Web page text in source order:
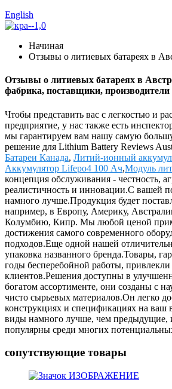
English
Начиная
Отзывы о литиевых батареях в
Отзывы о литиевых батареях в
фабрика, поставщики, производители
Чтобы представить вас с легкостью и
предприятие, у нас также есть
мы гарантируем вам нашу самую
решение для Lithium Battery Reviews
Батареи Канада, Литий-ионный
Аккумулятор Lifepo4 100 Ач,Модуль
концепция обслуживания - честность,
реалистичность и инновации.С вашей
намного лучше.Продукция будет
например, в Европу, Америку,
Колумбию, Кипр. Мы любой ценой
достижения самого современного
подходов.Еще одной нашей
упаковка названного бренда.Товары,
годы бесперебойной работы,
клиентов.Решения доступны в
богатом ассортименте, они созданы с
чисто сырьевых материалов.Он легко
конструкциях и спецификациях на ваш
виды намного лучше, чем предыдущие,
популярны среди многих
сопутствующие товары